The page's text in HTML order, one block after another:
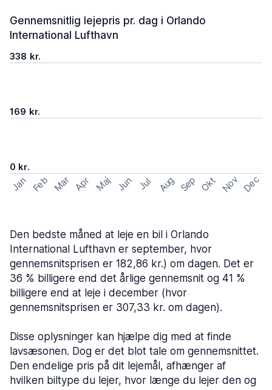
Gennemsnitlig lejepris pr. dag i Orlando
International Lufthavn
338 kr.
169 kr.
0 kr.
Jan Feb Mar Apr Maj Jun Jul Aug Sep Okt Nov Dec
Den bedste måned at leje en bil i Orlando
International Lufthavn er september, hvor
gennemsnitsprisen er 182,86 kr.) om dagen. Det er
36 % billigere end det årlige gennemsnit og 41 %
billigere end at leje i december (hvor
gennemsnitsprisen er 307,33 kr. om dagen).
Disse oplysninger kan hjælpe dig med at finde
lavsæsonen. Dog er det blot tale om gennemsnittet.
Den endelige pris på dit lejemål, afhænger af
hvilken biltype du lejer, hvor længe du lejer den og